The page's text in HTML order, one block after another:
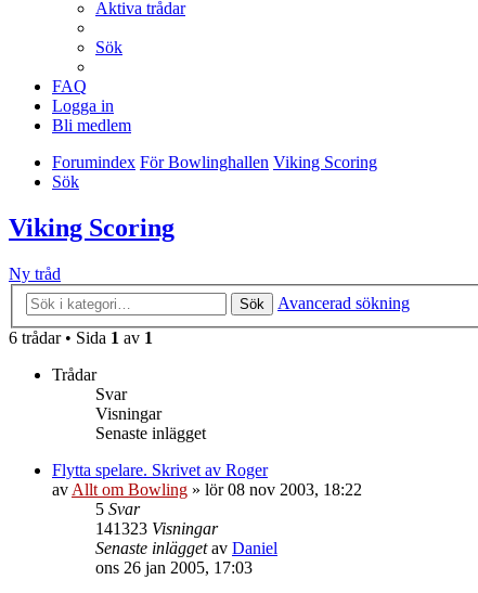
Aktiva trådar
Sök
FAQ
Logga in
Bli medlem
Forumindex För Bowlinghallen Viking Scoring
Sök
Viking Scoring
Ny tråd
Sök
Avancerad sökning
6 trådar • Sida 1 av 1
Trådar
Svar
Visningar
Senaste inlägget
Flytta spelare. Skrivet av Roger
av Allt om Bowling » lör 08 nov 2003, 18:22
5 Svar
141323 Visningar
Senaste inläggetav Daniel
ons 26 jan 2005, 17:03